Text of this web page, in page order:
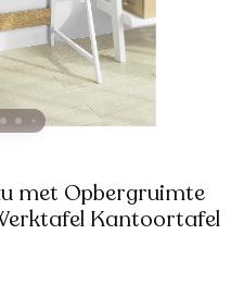
met Opbergruimte
Kantoortafel